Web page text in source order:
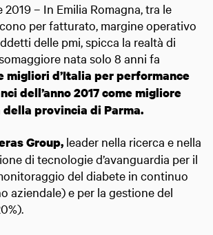
2019 – In Emilia Romagna, tra le
per fatturato, margine operativo
delle pmi, spicca la realtà di
nata solo 8 anni fa
migliori d’Italia per performance
dell’anno 2017 come migliore
provincia di Parma.
Group, leader nella ricerca e nella
di tecnologie d’avanguardia per il
del diabete in continuo
aziendale) e per la gestione del